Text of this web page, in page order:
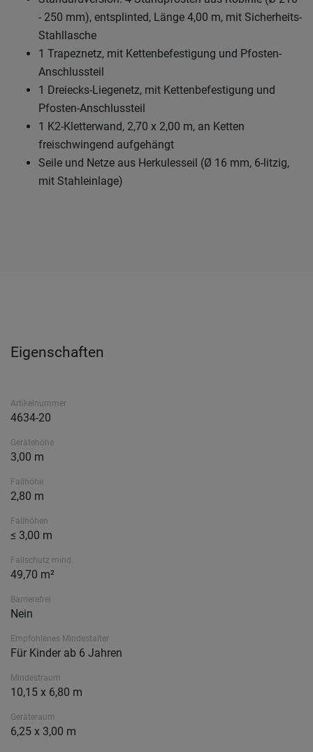
- 250 mm), entsplinted, Länge 4,00 m, mit Sicherheits-
Stahllasche
1 Trapeznetz, mit Kettenbefestigung und Pfosten-
Anschlussteil
1 Dreiecks-Liegenetz, mit Kettenbefestigung und
Pfosten-Anschlussteil
1 K2-Kletterwand, 2,70 x 2,00 m, an Ketten
freischwingend aufgehängt
Seile und Netze aus Herkulesseil (Ø 16 mm, 6-litzig,
mit Stahleinlage)
Eigenschaften
Artikelnummer
4634-20
Gerätehöhe
3,00 m
Fallhöhe
2,80 m
Fallhöhen
≤ 3,00 m
Fallschutz mind.
49,70 m²
Barrierefrei
Nein
Empfohlenes Mindestalter
Für Kinder ab 6 Jahren
Mindestraum
10,15 x 6,80 m
Geräteraum
6,25 x 3,00 m